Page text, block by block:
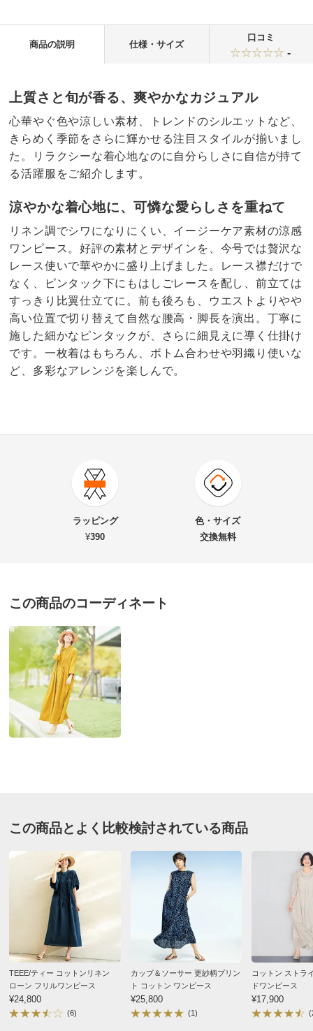
商品の説明 仕様・サイズ
口コミ
-
上質さと旬が香る、爽やかなカジュアル
心華やぐ色や涼しい素材、トレンドのシルエットなど、
きらめく季節をさらに輝かせる注目スタイルが揃いまし
た。リラクシーな着心地なのに自分らしさに自信が持て
る活躍服をご紹介します。
涼やかな着心地に、可憐な愛らしさを重ねて
リネン調でシワになりにくい、イージーケア素材の涼感
ワンピース。好評の素材とデザインを、今号では贅沢な
レース使いで華やかに盛り上げました。レース襟だけで
なく、ピンタック下にもはしごレースを配し、前立ては
すっきり比翼仕立てに。前も後ろも、ウエストよりやや
高い位置で切り替えて自然な腰高・脚長を演出。丁寧に
施した細かなピンタックが、さらに細見えに導く仕掛け
です。一枚着はもちろん、ボトム合わせや羽織り使いな
ど、多彩なアレンジを楽しんで。
900-1814-01
送料・送料種
基本配送料：¥880
お支払い方法
■色：イエロー
■素材：本体…ポリエステル100％、別布部分…ポリエステ
ル100％
■前中心ボタン開き
サイズ記号 S M
99
バスト（適応） 79～87
着丈 123
肩幅 43
袖丈 40
袖口幅 29 31
裾回り 246.6 250.6
ウエスト(適応) 64～70 69～77
ラッピング
¥390
色・サイズ
交換無料
この商品のコーディネート
この商品とよく比較検討されている商品
TEEE/ティー コットンリネン
ローン フリルワンピース
¥24,800
(6)
カップ＆ソーサー 更紗柄プリン
ト コットン ワンピース
¥25,800
(1)
コットン ストラ
ドワンピース
¥17,900